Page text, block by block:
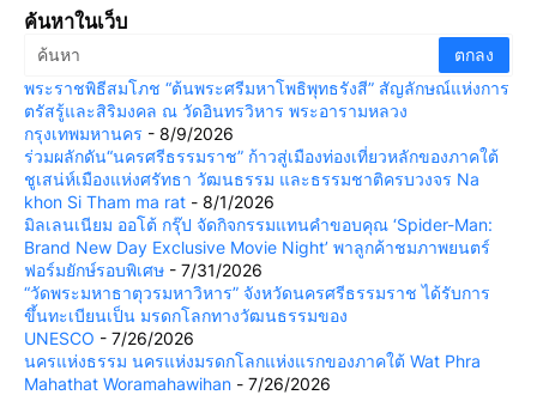
ค้นหาในเว็บ
พระราชพิธีสมโภช “ต้นพระศรีมหาโพธิพุทธรังสี” สัญลักษณ์แห่งการ
ตรัสรู้และสิริมงคล ณ วัดอินทรวิหาร พระอารามหลวง
กรุงเทพมหานคร - 8/9/2026
ร่วมผลักดัน“นครศรีธรรมราช” ก้าวสู่เมืองท่องเที่ยวหลักของภาคใต้
ชูเสน่ห์เมืองแห่งศรัทธา วัฒนธรรม และธรรมชาติครบวงจร Na
khon Si Tham ma rat - 8/1/2026
มิลเลนเนียม ออโต้ กรุ๊ป จัดกิจกรรมแทนคำขอบคุณ ‘Spider-Man:
Brand New Day Exclusive Movie Night’ พาลูกค้าชมภาพยนตร์
ฟอร์มยักษ์รอบพิเศษ - 7/31/2026
“วัดพระมหาธาตุวรมหาวิหาร” จังหวัดนครศรีธรรมราช ได้รับการ
ขึ้นทะเบียนเป็น มรดกโลกทางวัฒนธรรมของ
UNESCO - 7/26/2026
นครแห่งธรรม นครแห่งมรดกโลกแห่งแรกของภาคใต้ Wat Phra
Mahathat Woramahawihan - 7/26/2026